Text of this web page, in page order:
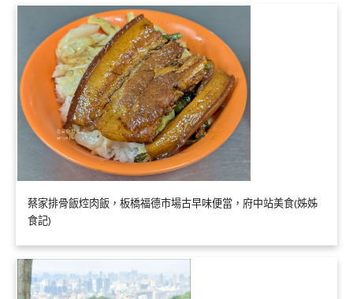
蔡家排骨飯焢肉飯，板橋福德市場古早味便當，府中站美食(姊姊
食記)